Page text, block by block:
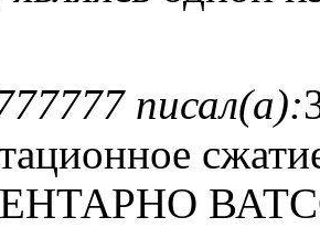
писал(а):